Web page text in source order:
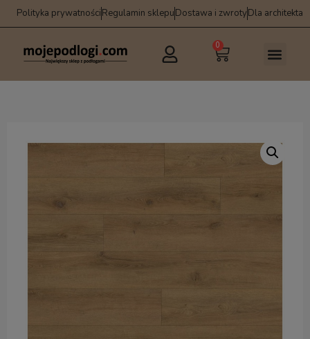
Polityka prywatnościRegulamin sklepuDostawa i zwrotyDla architekta
0